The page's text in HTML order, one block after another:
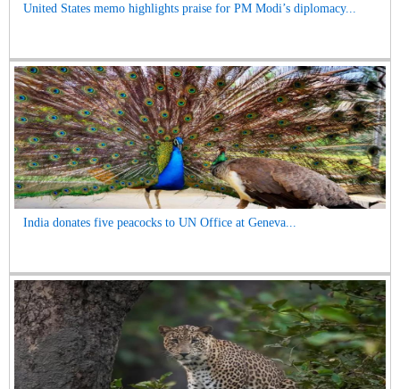
United States memo highlights praise for PM Modi’s diplomacy...
India donates five peacocks to UN Office at Geneva...